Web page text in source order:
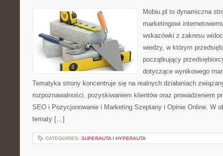
Mobiu.pl to dynamiczna
marketingowi
wskazówki z zakresu
wiedzy, w którym
początkujący
dotyczące wynikowego
Tematyka strony koncentruje się na realnych działaniach
rozpoznawalności, pozyskiwaniem klientów oraz prowadzeniem
SEO i Pozycjonowanie i Marketing Szeptany i Opinie Online. W
tematy […]
CATEGORIES: SUPERAUTA I HYPERAUTA